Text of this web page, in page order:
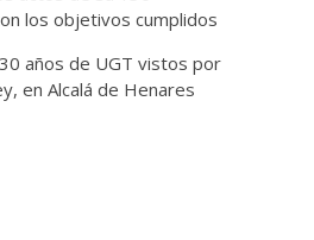
los objetivos cumplidos
años de UGT vistos por
en Alcalá de Henares